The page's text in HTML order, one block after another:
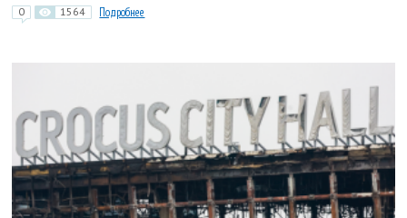
0 1564 Подробнее